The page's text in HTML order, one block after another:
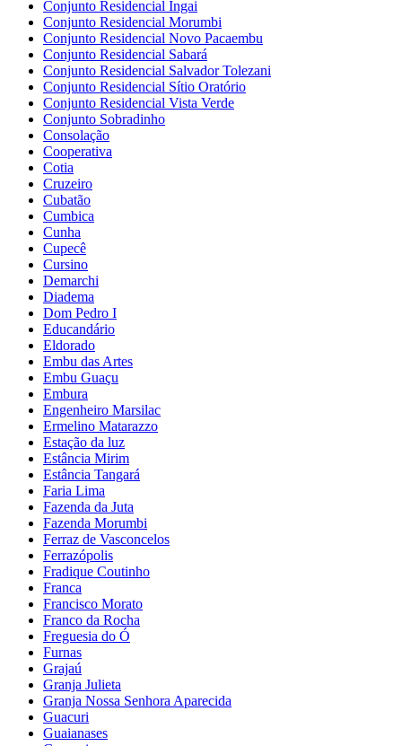
Conjunto Residencial Ingai
Conjunto Residencial Morumbi
Conjunto Residencial Novo Pacaembu
Conjunto Residencial Sabará
Conjunto Residencial Salvador Tolezani
Conjunto Residencial Sítio Oratório
Conjunto Residencial Vista Verde
Conjunto Sobradinho
Consolação
Cooperativa
Cotia
Cruzeiro
Cubatão
Cumbica
Cunha
Cupecê
Cursino
Demarchi
Diadema
Dom Pedro I
Educandário
Eldorado
Embu das Artes
Embu Guaçu
Embura
Engenheiro Marsilac
Ermelino Matarazzo
Estação da luz
Estância Mirim
Estância Tangará
Faria Lima
Fazenda da Juta
Fazenda Morumbi
Ferraz de Vasconcelos
Ferrazópolis
Fradique Coutinho
Franca
Francisco Morato
Franco da Rocha
Freguesia do Ó
Furnas
Grajaú
Granja Julieta
Granja Nossa Senhora Aparecida
Guacuri
Guaianases